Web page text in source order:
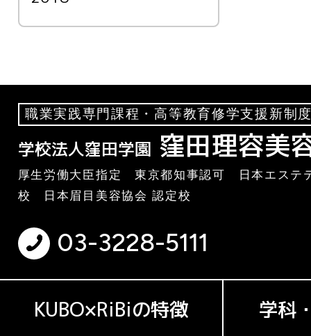
職業実践専門課程・高等教育修学支援新制
学校法人窪田学園 窪田理容美
厚生労働大臣指定 東京都知事認可 日本エステ
校 日本眉目美容協会 認定校
03-3228-5111
KUBO×RiBiの特徴 学科